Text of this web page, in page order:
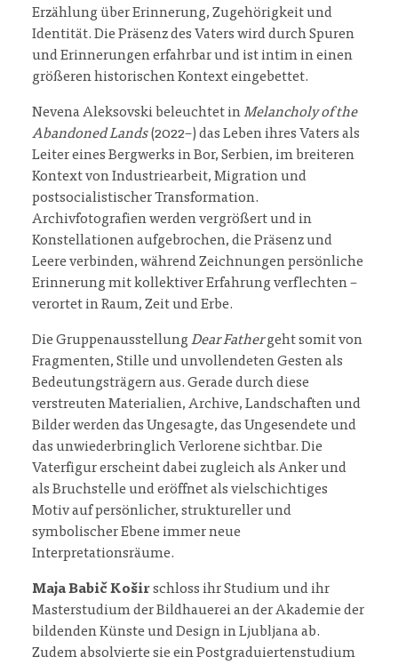
Erzählung über Erinnerung, Zugehörigkeit und
Identität. Die Präsenz des Vaters wird durch Spuren
und Erinnerungen erfahrbar und ist intim in einen
größeren historischen Kontext eingebettet.
Nevena Aleksovski beleuchtet inMelancholy of the
Abandoned Lands(2022–) das Leben ihres Vaters als
Leiter eines Bergwerks in Bor, Serbien, im breiteren
Kontext von Industriearbeit, Migration und
postsocialistischer Transformation.
Archivfotografien werden vergrößert und in
Konstellationen aufgebrochen, die Präsenz und
Leere verbinden, während Zeichnungen persönliche
Erinnerung mit kollektiver Erfahrung verflechten –
verortet in Raum, Zeit und Erbe.
Die GruppenausstellungDear Fathergeht somit von
Fragmenten, Stille und unvollendeten Gesten als
Bedeutungsträgern aus. Gerade durch diese
verstreuten Materialien, Archive, Landschaften und
Bilder werden das Ungesagte, das Ungesendete und
das unwiederbringlich Verlorene sichtbar. Die
Vaterfigur erscheint dabei zugleich als Anker und
als Bruchstelle und eröffnet als vielschichtiges
Motiv auf persönlicher, struktureller und
symbolischer Ebene immer neue
Interpretationsräume.
Maja Babič Koširschloss ihr Studium und ihr
Masterstudium der Bildhauerei an der Akademie der
bildenden Künste und Design in Ljubljana ab.
Zudem absolvierte sie ein Postgraduiertenstudium